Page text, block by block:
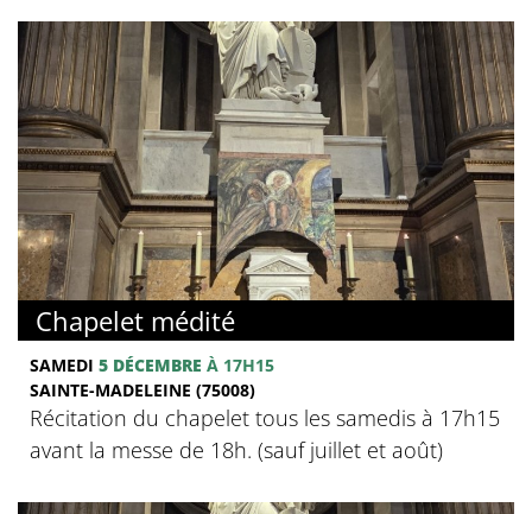
Chapelet médité
SAMEDI 5 DÉCEMBRE À 17H15
SAINTE-MADELEINE (75008)
Récitation du chapelet tous les samedis à 17h15
avant la messe de 18h. (sauf juillet et août)